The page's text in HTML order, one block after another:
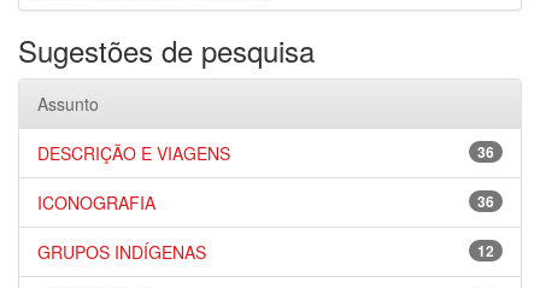
Sugestões de pesquisa
Assunto
36
DESCRIÇÃO E VIAGENS
36
ICONOGRAFIA
12
GRUPOS INDÍGENAS